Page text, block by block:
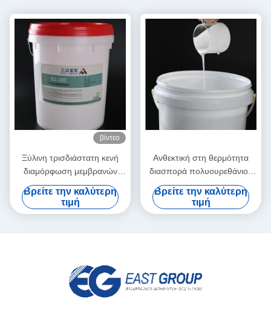
βίντεο
Ξύλινη τρισδιάστατη κενή
διαμόρφωση μεμβρανών
PVC διασποράς
πολυουρεθάνιου κόλλας
βασισμένη στο νερό PUD
Βρείτε την καλύτερη
τιμή
Ανθεκτική στη θερμότητα
διασπορά πολυουρεθάνιου
PUD για την κενή πιέζοντας
μηχανή μεμβρανών
Βρείτε την καλύτερη
τιμή